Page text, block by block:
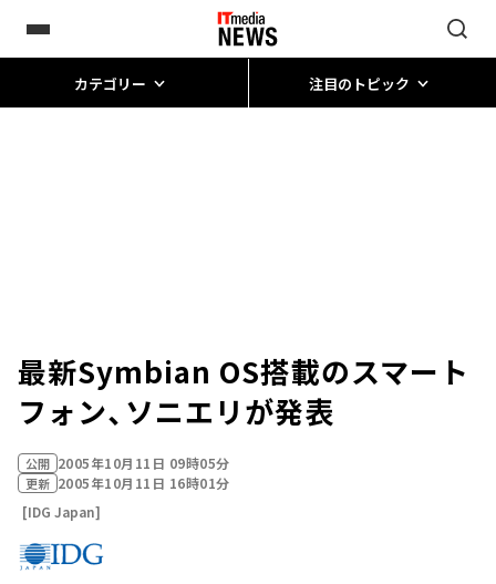
カテゴリー 注目のトピック
最新Symbian OS搭載のスマート
フォン、ソニエリが発表
公開 2005年10月11日 09時05分
更新 2005年10月11日 16時01分
[IDG Japan]